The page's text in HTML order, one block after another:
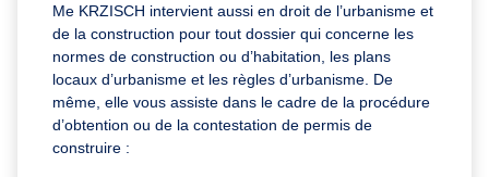
Me KRZISCH intervient aussi en droit de l’urbanisme et
de la construction pour tout dossier qui concerne les
normes de construction ou d’habitation, les plans
locaux d’urbanisme et les règles d’urbanisme. De
même, elle vous assiste dans le cadre de la procédure
d’obtention ou de la contestation de permis de
construire :